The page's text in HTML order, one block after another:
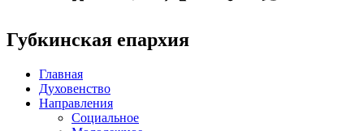
Губкинская епархия
Главная
Духовенство
Направления
Социальное